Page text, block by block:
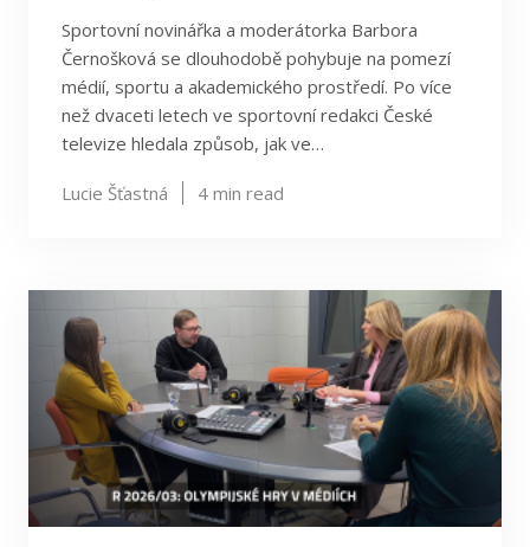
Sportovní novinářka a moderátorka Barbora
Černošková se dlouhodobě pohybuje na pomezí
médií, sportu a akademického prostředí. Po více
než dvaceti letech ve sportovní redakci České
televize hledala způsob, jak ve…
Lucie Šťastná 4 min read